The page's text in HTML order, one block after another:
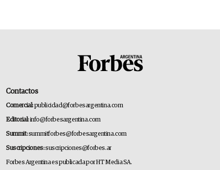
Contactos
Comercial:publicidad@forbesargentina.com
Editorial:info@forbesargentina.com
Summit:summitforbes@forbesargentina.com
Suscripciones:suscripciones@forbes.ar
Forbes Argentina es publicada por HT Media SA.